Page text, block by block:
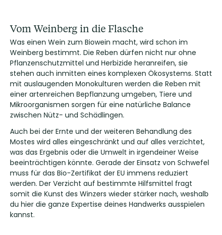
Vom Weinberg in die Flasche
Was einen Wein zum Biowein macht, wird schon im
Weinberg bestimmt. Die Reben dürfen nicht nur ohne
Pflanzenschutzmittel und Herbizide heranreifen, sie
stehen auch inmitten eines komplexen Ökosystems. Statt
mit auslaugenden Monokulturen werden die Reben mit
einer artenreichen Bepflanzung umgeben, Tiere und
Mikroorganismen sorgen für eine natürliche Balance
zwischen Nütz- und Schädlingen.
Auch bei der Ernte und der weiteren Behandlung des
Mostes wird alles eingeschränkt und auf alles verzichtet,
was das Ergebnis oder die Umwelt in irgendeiner Weise
beeinträchtigen könnte. Gerade der Einsatz von Schwefel
muss für das Bio-Zertifikat der EU immens reduziert
werden. Der Verzicht auf bestimmte Hilfsmittel fragt
somit die Kunst des Winzers wieder stärker nach, weshalb
du hier die ganze Expertise deines Handwerks ausspielen
kannst.